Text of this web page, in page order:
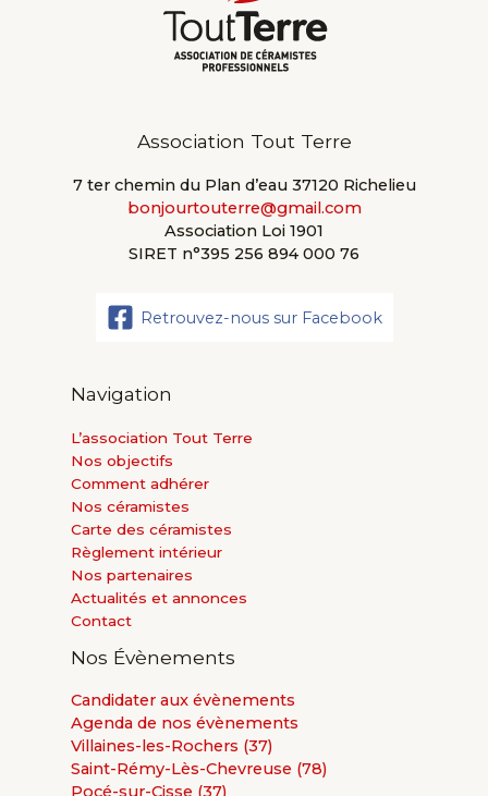
Association Tout Terre
7 ter chemin du Plan d’eau 37120 Richelieu
bonjourtouterre@gmail.com
Association Loi 1901
SIRET n°395 256 894 000 76
Retrouvez-nous sur Facebook
Navigation
L’association Tout Terre
Nos objectifs
Comment adhérer
Nos céramistes
Carte des céramistes
Règlement intérieur
Nos partenaires
Actualités et annonces
Contact
Nos Évènements
Candidater aux évènements
Agenda de nos évènements
Villaines-les-Rochers (37)
Saint-Rémy-Lès-Chevreuse (78)
Pocé-sur-Cisse (37)